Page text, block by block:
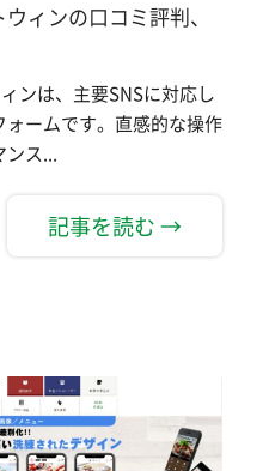
ィンの口コミ評判、
ンは、主要SNSに対応し
ームです。直感的な操作
ンス...
記事を読む →